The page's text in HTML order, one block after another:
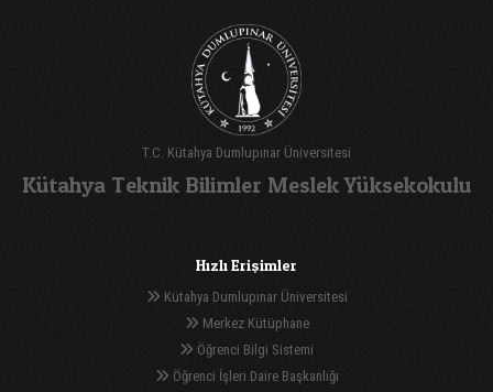
T.C. Kütahya Dumlupınar Üniversitesi
Kütahya Teknik Bilimler Meslek Yüksekokulu
Hızlı Erişimler
Kütahya Dumlupınar Üniversitesi
Merkez Kütüphane
Öğrenci Bilgi Sistemi
Öğrenci İşleri Daire Başkanlığı